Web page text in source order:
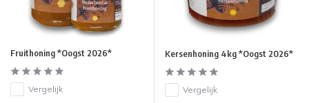
Fruithoning *Oogst 2026*
Vergelijk
Kersenhoning 4kg *Oogst 2026*
Vergelijk